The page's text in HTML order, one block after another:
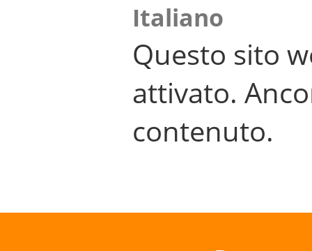
Italiano
Questo sito
attivato.
contenuto.